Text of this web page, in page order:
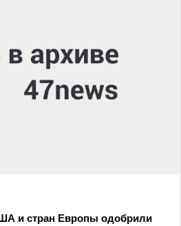
и стран Европы одобрили